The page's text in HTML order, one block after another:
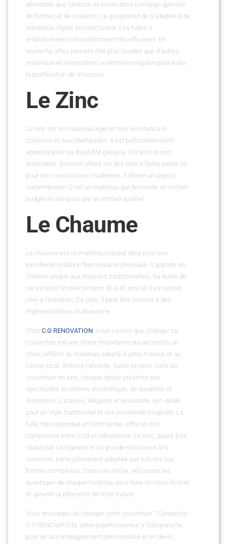
abordable que l’ardoise et existe dans une large gamme
de formes et de couleurs, ce qui permet de s’adapter à de
nombreux styles architecturaux. Les tuiles à
emboîtement sont notamment très efficaces. En
revanche, elles peuvent être plus lourdes que d’autres
matériaux et nécessitent un entretien régulier pour éviter
la prolifération de mousses.
Le Zinc
Le zinc est un matériau léger et très résistant à la
corrosion et aux intempéries. Il est particulièrement
apprécié pour sa durabilité (jusqu’à 100 ans) et son
étanchéité. Souvent utilisé sur des toits à faible pente ou
pour les constructions modernes, il donne un aspect
contemporain. C’est un matériau qui demande un certain
budget et une pose par un artisan qualifié.
Le Chaume
Le chaume est un matériau naturel idéal pour une
excellente isolation thermique et phonique. Il apporte un
charme unique aux maisons traditionnelles. Sa durée de
vie est plus limitée (environ 30 à 40 ans) et il est assez
cher à l’entretien. De plus, il peut être soumis à des
réglementations d’urbanisme.
Chez C.G RENOVATION, nous savons que changer sa
couverture est une étape importante qui nécessite un
choix réfléchi du matériau adapté à votre maison et au
climat local. Ardoise naturelle, tuiles en terre cuite ou
couverture en zinc, chaque option présente ses
spécificités en termes d’esthétique, de durabilité et
d’entretien. L’ardoise, élégante et résistante, est idéale
pour un style traditionnel et une excellente longévité. La
tuile, très répandue en Normandie, offre un bon
compromis entre coût et robustesse. Le zinc, quant à lui,
séduit par sa légèreté et sa grande résistance à la
corrosion, particulièrement adaptée aux toitures aux
formes complexes. Dans cet article, découvrez les
avantages de chaque matériau pour faire un choix éclairé
et garantir la pérennité de votre toiture.
Vous envisagez de changer votre couverture ? Contactez
C.G RENOVATION, votre expert couvreur à Valliquerville,
pour un accompagnement personnalisé et un devis